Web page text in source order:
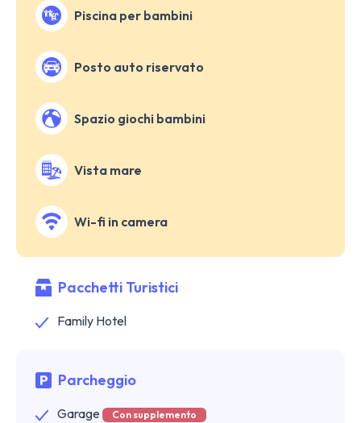
Piscina per bambini
Posto auto riservato
Spazio giochi bambini
Vista mare
Wi-fi in camera
Pacchetti Turistici
Family Hotel
Parcheggio
Garage Con supplemento